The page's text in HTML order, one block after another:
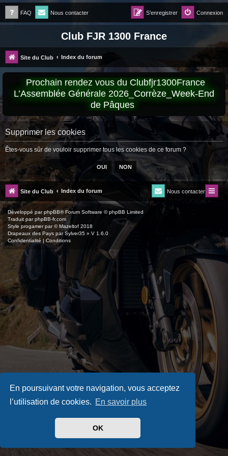
En poursuivant votre navigation, vous acceptez
l’utilisation de cookies. En savoir plus
OK
FAQ Nous contacter Connexion
S’enregistrer
Club FJR 1300 France
Site du Club Index du forum
Prochain rendez vous du Clubfjr1300France
L’Assemblée Générale 2026_Corrèze_Week-End
de Pâques
Supprimer les cookies
Êtes-vous sûr de vouloir supprimer tous les cookies de ce forum ?
Site du Club Index du forum Nous contacter
Développé parphpBB® Forum Software © phpBB Limited
Traduit parphpBB-fr.com
Style progamerpar ©Mazeltof 2018
Drapeaux des Pays par Sylver35 » V 1.6.0
Confidentialité | Conditions